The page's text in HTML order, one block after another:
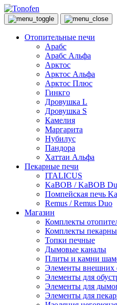
Отопительные печи
Арабс
Арабс Альфа
Арктос
Арктос Альфа
Арктос Плюс
Гинкго
Дровушка L
Дровушка S
Камелия
Маргарита
Нубилус
Пандора
Хаттаи Альфа
Пекарные печи
ITALICUS
KaBOB / KaBOB
Помпейская печь
Remus / Remus Duo
Магазин
Комплекты
Комплекты
Топки печные
Дымовые каналы
Плиты и камни
Элементы внешних
Элементы для
Элементы для
Элементы для